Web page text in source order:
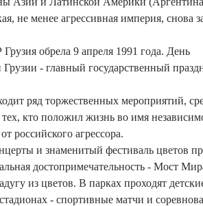
не менее агрессивная империя, снова
обрела 9 апреля 1991 года. День
Грузии - главный государственный
ряд торжественных мероприятий,
кто положил жизнь во имя
российского агрессора.
и знаменитый фестиваль цветов
достопримечательность - Мост
из цветов. В парках проходят
- спортивные матчи и